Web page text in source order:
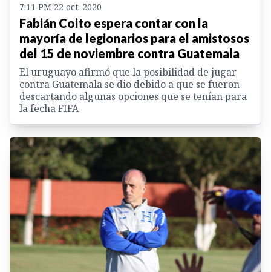
7:11 PM 22 oct. 2020
Fabián Coito espera contar con la
mayoría de legionarios para el amistosos
del 15 de noviembre contra Guatemala
El uruguayo afirmó que la posibilidad de jugar
contra Guatemala se dio debido a que se fueron
descartando algunas opciones que se tenían para
la fecha FIFA